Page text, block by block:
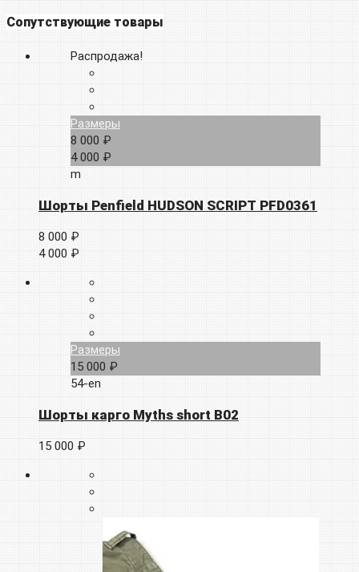
Сопутствующие товары
Распродажа!
Размеры
8 000 ₽
4 000 ₽
m
Шорты Penfield HUDSON SCRIPT PFD0361
8 000 ₽
4 000 ₽
Размеры
15 000 ₽
54-en
Шорты карго Myths short B02
15 000 ₽